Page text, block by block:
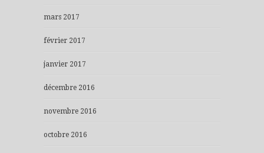
mars 2017
février 2017
janvier 2017
décembre 2016
novembre 2016
octobre 2016